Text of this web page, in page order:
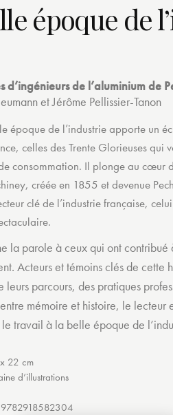
époque de
d’ingénieurs de l’aluminium de
et Jérôme Pellissier-Tanon
époque de l’industrie apporte un
celles des Trente Glorieuses qui
consommation. Il plonge au cœur
créée en 1855 et devenue
clé de l’industrie française,
la parole à ceux qui ont contribué
Acteurs et témoins clés de cette
leurs parcours, des pratiques
mémoire et histoire, le lecteur
travail à la belle époque de
22 cm
d’illustrations